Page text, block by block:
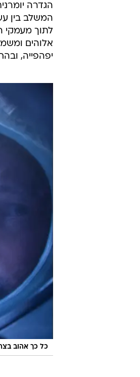
הגדרה
המשלב בין
לתוך מעמקי
אלוהים
יפהפייה,
כל כך אהוב